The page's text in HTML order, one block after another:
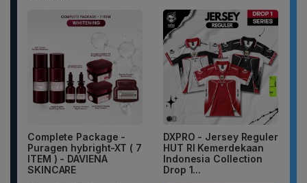
Complete Package -
Puragen hybright-XT ( 7
ITEM ) - DAVIENA
SKINCARE
DXPRO - Jersey Reguler
HUT RI Kemerdekaan
Indonesia Collection
Drop 1...